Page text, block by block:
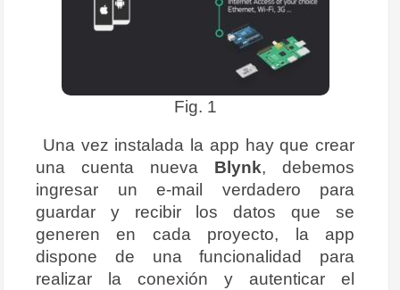
Fig. 1
Una vez instalada la app hay que crear
una cuenta nueva Blynk, debemos
ingresar un e-mail verdadero para
guardar y recibir los datos que se
generen en cada proyecto, la app
dispone de una funcionalidad para
realizar la conexión y autenticar el